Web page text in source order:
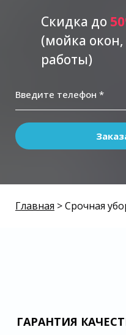
Скидка до 5
(мойка
работы)
Введите телефон *
Главная > Срочная
ГАРАНТИЯ